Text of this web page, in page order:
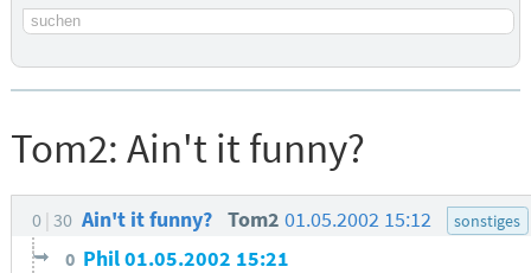
Suchbegriff
Tom2: Ain't it funny?
0 30 Ain't it funny? Tom2 01.05.2002 15:12 sonstiges
0 Phil01.05.2002 15:21